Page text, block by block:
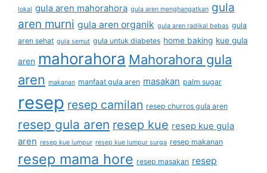
lokal gula aren mahorahora gula aren menghangatkan gula
aren murni gula aren organik gula aren radikal bebas gula
aren sehat gula semut gula untuk diabetes home baking kue gula
aren mahorahora Mahorahora gula
aren makanan manfaat gula aren masakan palm sugar
resep resep camilan resep churros gula aren
resep gula aren resep kue resep kue gula
aren resep kue lumpur resep kue lumpur surga resep makanan
resep mama hore resep masakan resep